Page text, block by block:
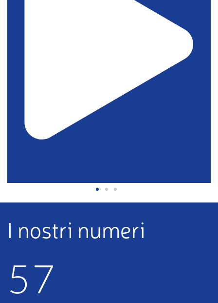
Tecnologie
elettromeccaniche
I nostri numeri
57